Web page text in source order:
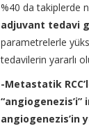
%40 da takiplerde
adjuvant tedavi
parametrelerle
tedavilerin yararlı
-Metastatik
angiogenezis’in